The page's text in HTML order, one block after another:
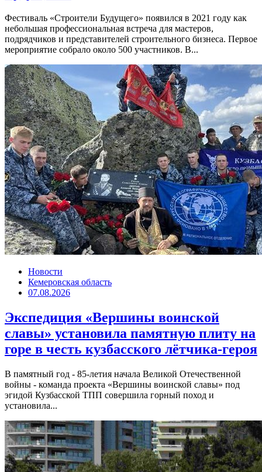
Фестиваль «Строители Будущего» появился в 2021 году как
небольшая профессиональная встреча для мастеров,
подрядчиков и представителей строительного бизнеса. Первое
мероприятие собрало около 500 участников. В...
Новости
Кемеровская область
07.08.2026
Экспедиция «Вершины воинской
славы» установила памятную плиту на
горе в честь кузбасского лётчика-героя
В памятный год - 85-летия начала Великой Отечественной
войны - команда проекта «Вершины воинской славы» под
эгидой Кузбасской ТПП совершила горный поход и
установила...